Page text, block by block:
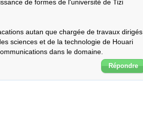
de formes de l'université de Tizi
autan que chargée de travaux dirigés
sciences et de la technologie de Houari
dans le domaine.
Répondre